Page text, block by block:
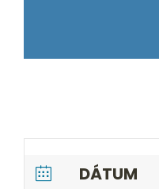
DÁTUM